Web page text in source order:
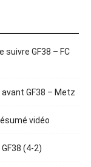
suivre GF38 – FC
GF38 – Metz
vidéo
(4-2)